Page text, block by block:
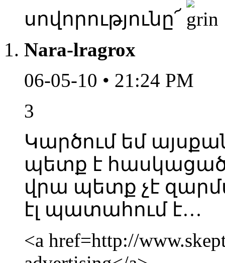
սովորությունը՜
Nara-lragrox
06-05-10 • 21:24 PM
3
Կարծում եմ
պետք է հասկացած
վրա պետք չէ
էլ պատահում է…
<a href=http://